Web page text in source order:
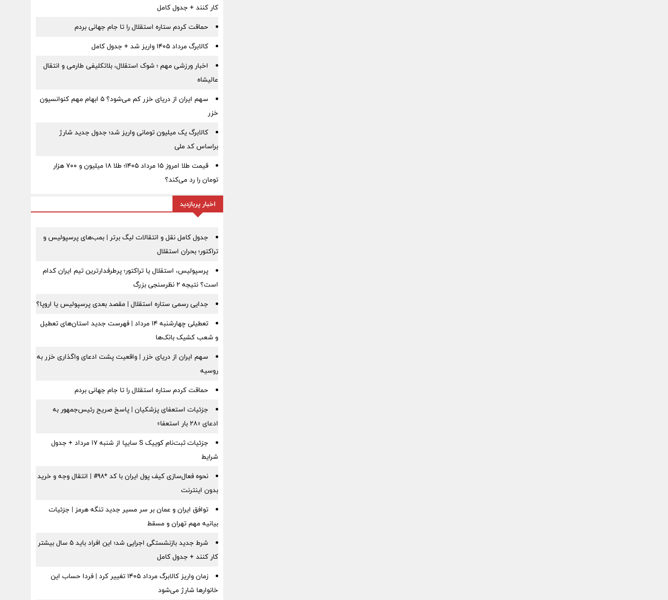
کار کنند + جدول کامل
حماقت کردم ستاره استقلال را تا جام جهانی بردم
کالابرگ مرداد ۱۴۰۵ واریز شد + جدول کامل
اخبار ورزشی مهم ؛ شوک استقلال، بلاتکلیفی طارمی و انتقال
عالیشاه
سهم ایران از دریای خزر کم می‌شود؟ ۵ ابهام مهم کنوانسیون
خزر
کالابرگ یک میلیون تومانی واریز شد؛ جدول جدید شارژ
براساس کد ملی
قیمت طلا امروز ۱۵ مرداد ۱۴۰۵؛ طلا ۱۸ میلیون و ۷۰۰ هزار
تومان را رد می‌کند؟
اخبار پربازدید
جدول کامل نقل و انتقالات لیگ برتر | بمب‌های پرسپولیس و
تراکتور؛ بحران استقلال
پرسپولیس، استقلال یا تراکتور؛ پرطرفدارترین تیم ایران کدام
است؟ نتیجه ۲ نظرسنجی بزرگ
جدایی رسمی ستاره استقلال | مقصد بعدی پرسپولیس یا اروپا؟
تعطیلی چهارشنبه ۱۴ مرداد | فهرست جدید استان‌های تعطیل
و شعب کشیک بانک‌ها
سهم ایران از دریای خزر | واقعیت پشت ادعای واگذاری خزر به
روسیه
حماقت کردم ستاره استقلال را تا جام جهانی بردم
جزئیات استعفای پزشکیان | پاسخ صریح رئیس‌جمهور به
ادعای «۲۸ بار استعفا»
جزئیات ثبت‌نام کوییک S سایپا از شنبه ۱۷ مرداد + جدول
شرایط
نحوه فعال‌سازی کیف پول ایران با کد *98# | انتقال وجه و خرید
بدون اینترنت
توافق ایران و عمان بر سر مسیر جدید تنگه هرمز | جزئیات
بیانیه مهم تهران و مسقط
شرط جدید بازنشستگی اجرایی شد؛ این افراد باید ۵ سال بیشتر
کار کنند + جدول کامل
زمان واریز کالابرگ مرداد ۱۴۰۵ تغییر کرد | فردا حساب این
خانوارها شارژ می‌شود